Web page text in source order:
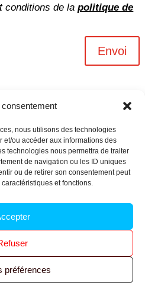
nous utilisons des technologies
et/ou accéder aux informations des
technologies nous permettra de traiter
de navigation ou les ID uniques
ou de retirer son consentement peut
et fonctions.
préférences
conditions de lapolitique de
Envoi
n-6
–
– Tous droits réservés.